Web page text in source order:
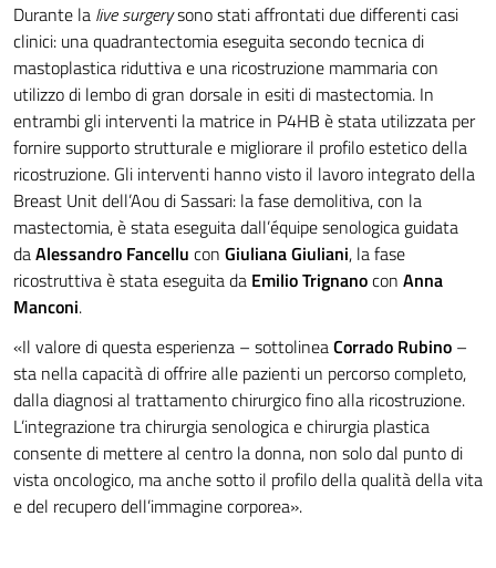
Durante la live surgerysono stati affrontati due differenti casi
clinici: una quadrantectomia eseguita secondo tecnica di
mastoplastica riduttiva e una ricostruzione mammaria con
utilizzo di lembo di gran dorsale in esiti di mastectomia. In
entrambi gli interventi la matrice in P4HB è stata utilizzata per
fornire supporto strutturale e migliorare il profilo estetico della
ricostruzione. Gli interventi hanno visto il lavoro integrato della
Breast Unit dell’Aou di Sassari: la fase demolitiva, con la
mastectomia, è stata eseguita dall’équipe senologica guidata
daAlessandro Fancellu con Giuliana Giuliani, la fase
ricostruttiva è stata eseguita da Emilio Trignanocon Anna
Manconi.
«Il valore di questa esperienza – sottolineaCorrado Rubino –
sta nella capacità di offrire alle pazienti un percorso completo,
dalla diagnosi al trattamento chirurgico fino alla ricostruzione.
L’integrazione tra chirurgia senologica e chirurgia plastica
consente di mettere al centro la donna, non solo dal punto di
vista oncologico, ma anche sotto il profilo della qualità della vita
e del recupero dell’immagine corporea».